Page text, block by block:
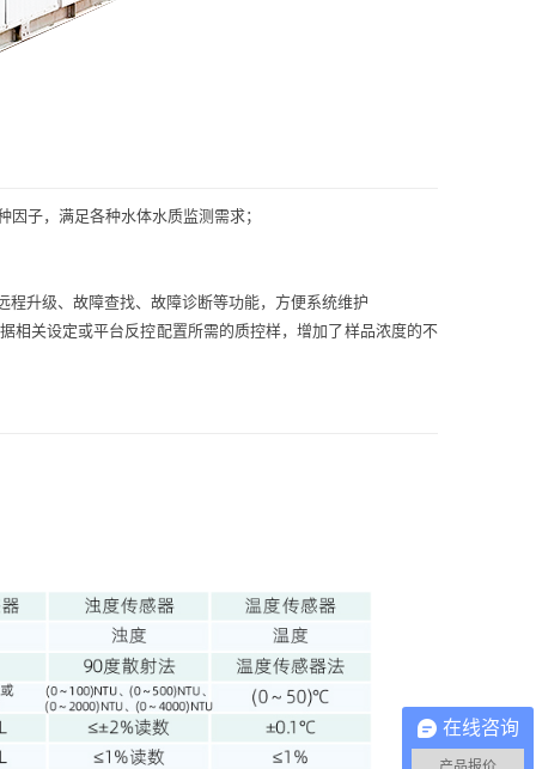
因子，满足各种水体水质监测需求；
升级、故障查找、故障诊断等功能，方便系统维护
相关设定或平台反控配置所需的质控样，增加了样品浓度的不
在线咨询